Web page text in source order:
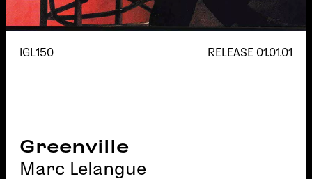
IGL150 RELEASE 01.01.01
Greenville
Marc Lelangue